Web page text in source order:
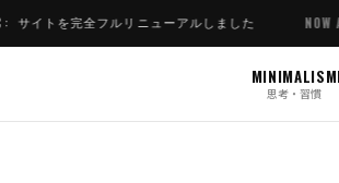
全フルリニューアルしました NOW ACCEPTING:
MINIMALISM
思考・習慣